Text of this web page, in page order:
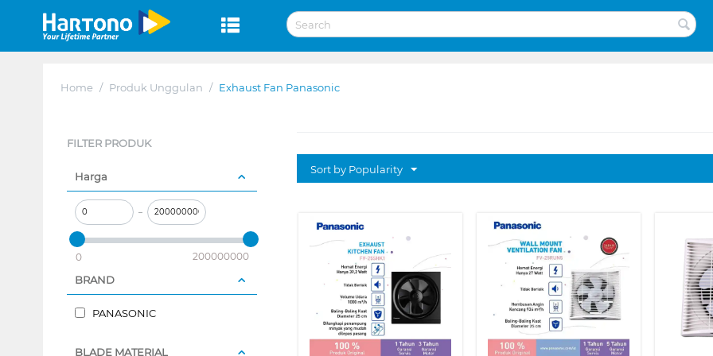
Home / Produk Unggulan / Exhaust Fan Panasonic
FILTER PRODUK
Harga
–
0 200000000
BRAND
PANASONIC
BLADE MATERIAL
Sort by Popularity